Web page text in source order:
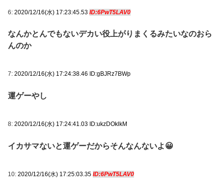
6: 2020/12/16(水) 17:23:45.53 ID:6PwT5LAV0
なんかとんでもないデカい役上がりまくるみたいなのおら
んのか
7: 2020/12/16(水) 17:24:38.46 ID:gBJRz7BWp
運ゲーやし
8: 2020/12/16(水) 17:24:41.03 ID:ukzDOklkM
イカサマないと運ゲーだからそんなんないよ😀
10: 2020/12/16(水) 17:25:03.35 ID:6PwT5LAV0